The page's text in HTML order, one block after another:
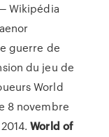
Wikipédia
guerre de
du jeu de
World
8 novembre
World of